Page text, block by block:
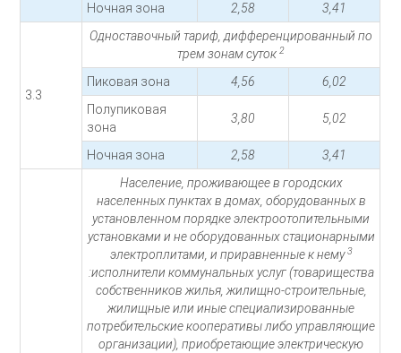
Ночная зона 2,58 3,41
3.3
Одноставочный тариф, дифференцированный по
трем зонам суток2
Пиковая зона 4,56
6,02
Полупиковая
зона
3,80 5,02
Ночная зона 2,58 3,41
Население, проживающее в городских
населенных пунктах в домах, оборудованных в
установленном порядке электроотопительными
установками и не оборудованных стационарными
электроплитами, и приравненные к нему3
:исполнители коммунальных услуг (товарищества
собственников жилья, жилищно-строительные,
жилищные или иные специализированные
потребительские кооперативы либо управляющие
организации), приобретающие электрическую